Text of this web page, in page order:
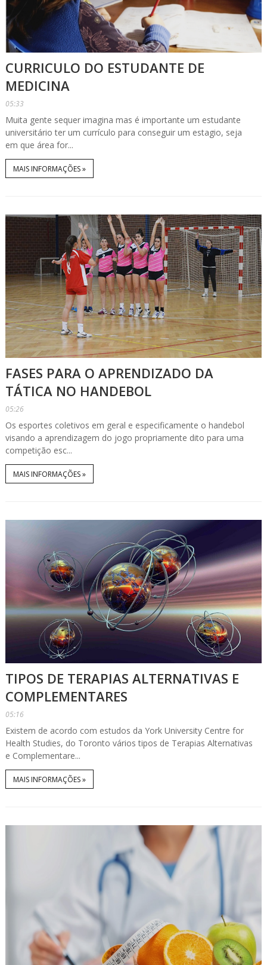
CURRICULO DO ESTUDANTE DE
MEDICINA
05:33
Muita gente sequer imagina mas é importante um estudante
universitário ter um currículo para conseguir um estagio, seja
em que área for...
MAIS INFORMAÇÕES »
FASES PARA O APRENDIZADO DA
TÁTICA NO HANDEBOL
05:26
Os esportes coletivos em geral e especificamente o handebol
visando a aprendizagem do jogo propriamente dito para uma
competição esc...
MAIS INFORMAÇÕES »
TIPOS DE TERAPIAS ALTERNATIVAS E
COMPLEMENTARES
05:16
Existem de acordo com estudos da York University Centre for
Health Studies, do Toronto vários tipos de Terapias Alternativas
e Complementare...
MAIS INFORMAÇÕES »